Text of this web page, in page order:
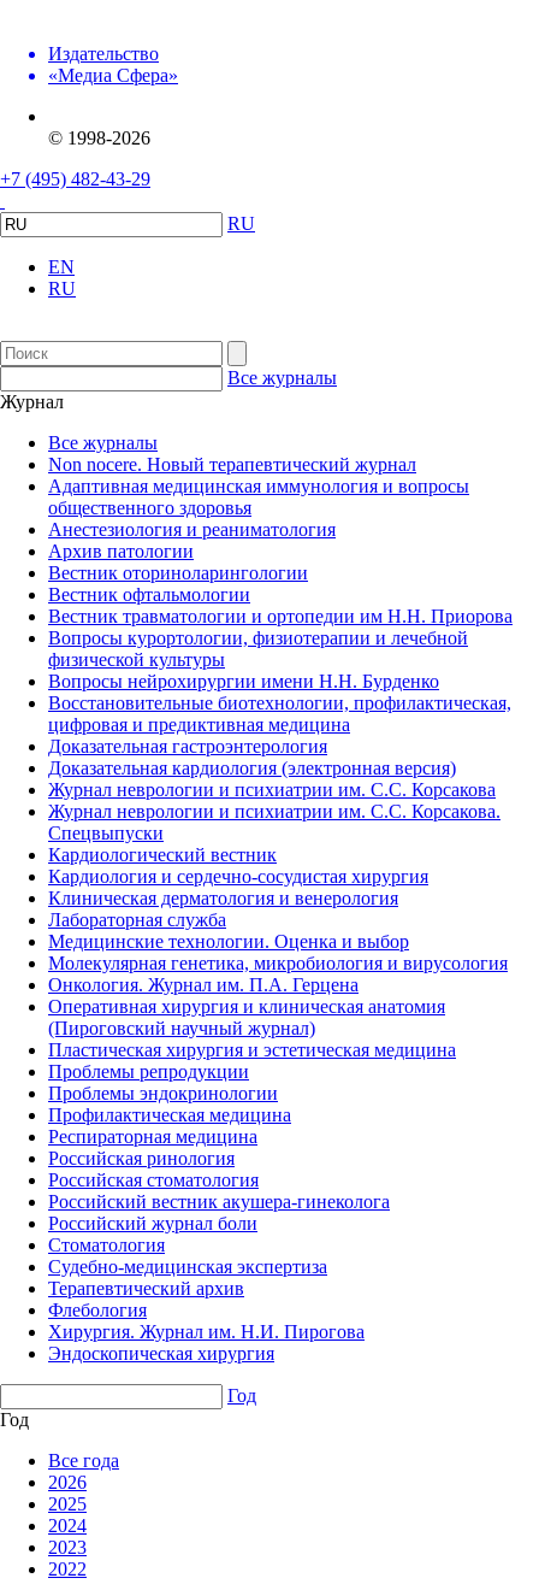
Издательство
«Медиа Сфера»
© 1998-2026
+7 (495) 482-43-29
RU
EN
RU
Все журналы
Журнал
Все журналы
Non nocere. Новый терапевтический журнал
Адаптивная медицинская иммунология и вопросы
общественного здоровья
Анестезиология и реаниматология
Архив патологии
Вестник оториноларингологии
Вестник офтальмологии
Вестник травматологии и ортопедии им Н.Н. Приорова
Вопросы курортологии, физиотерапии и лечебной
физической культуры
Вопросы нейрохирургии имени Н.Н. Бурденко
Восстановительные биотехнологии, профилактическая,
цифровая и предиктивная медицина
Доказательная гастроэнтерология
Доказательная кардиология (электронная версия)
Журнал неврологии и психиатрии им. С.С. Корсакова
Журнал неврологии и психиатрии им. С.С. Корсакова.
Спецвыпуски
Кардиологический вестник
Кардиология и сердечно-сосудистая хирургия
Клиническая дерматология и венерология
Лабораторная служба
Медицинские технологии. Оценка и выбор
Молекулярная генетика, микробиология и вирусология
Онкология. Журнал им. П.А. Герцена
Оперативная хирургия и клиническая анатомия
(Пироговский научный журнал)
Пластическая хирургия и эстетическая медицина
Проблемы репродукции
Проблемы эндокринологии
Профилактическая медицина
Респираторная медицина
Российская ринология
Российская стоматология
Российский вестник акушера-гинеколога
Российский журнал боли
Стоматология
Судебно-медицинская экспертиза
Терапевтический архив
Флебология
Хирургия. Журнал им. Н.И. Пирогова
Эндоскопическая хирургия
Год
Год
Все года
2026
2025
2024
2023
2022